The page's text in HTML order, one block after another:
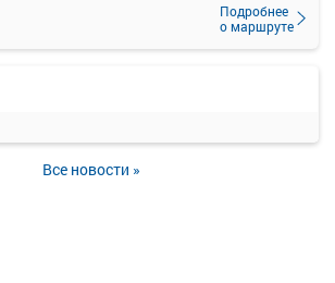
Подробнее
о маршруте
Все новости »